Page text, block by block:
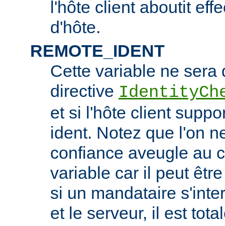
l'hôte client aboutit
d'hôte.
REMOTE_IDENT
Cette variable ne sera
directive
et si l'hôte client
ident. Notez que l'on
confiance aveugle au
variable car il peut
si un mandataire
et le serveur, il est